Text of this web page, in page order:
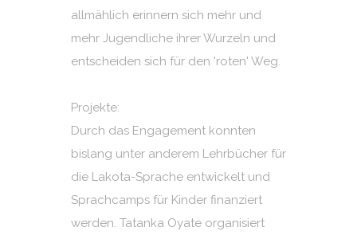
allmählich erinnern sich mehr und
mehr Jugendliche ihrer Wurzeln und
entscheiden sich für den 'roten' Weg.
Projekte:
Durch das Engagement konnten
bislang unter anderem Lehrbücher für
die Lakota-Sprache entwickelt und
Sprachcamps für Kinder finanziert
werden. Tatanka Oyate organisiert